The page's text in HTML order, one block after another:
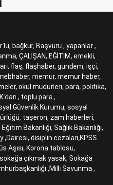
bağkur, Başvuru , yapanlar ,
ÇALIŞAN, EĞİTİM, emekli,
flaş, flaşhaber, gundem, işçi,
memur, memur haber,
okul müdürleri, para, politika,
, toplu para ,
Güvenlik Kurumu, sosyal
taşeron, zam haberleri,
Bakanlığı, Sağlık Bakanlığı,
,Dairesi, disiplin cezaları,KPSS
Aşısı, Korona tablosu,
çıkmak yasak, Sokağa
,Milli Savunma ,